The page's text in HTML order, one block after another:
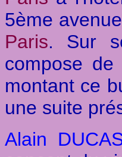
5ème
Paris. Sur
compose
montant ce
une suite
Alain